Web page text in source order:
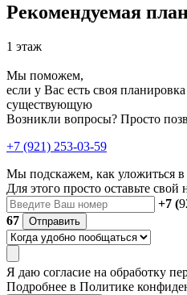
Рекомендуемая
1 этаж
Мы поможем,
если у Вас есть своя
существующую
Возникли вопросы? Просто
+7 (921) 253-03-59
Мы подскажем, как уложиться
Для этого просто оставьте
+7 (
67
Отправить
Я даю согласие на обработку
Подробнее в Политике